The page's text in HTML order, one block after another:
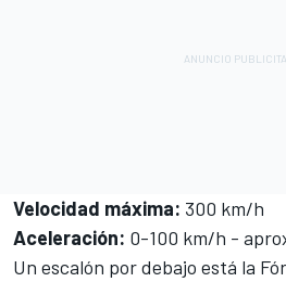
Velocidad máxima: 300 km/h
Aceleración: 0-100 km/h -
Un escalón por debajo está la